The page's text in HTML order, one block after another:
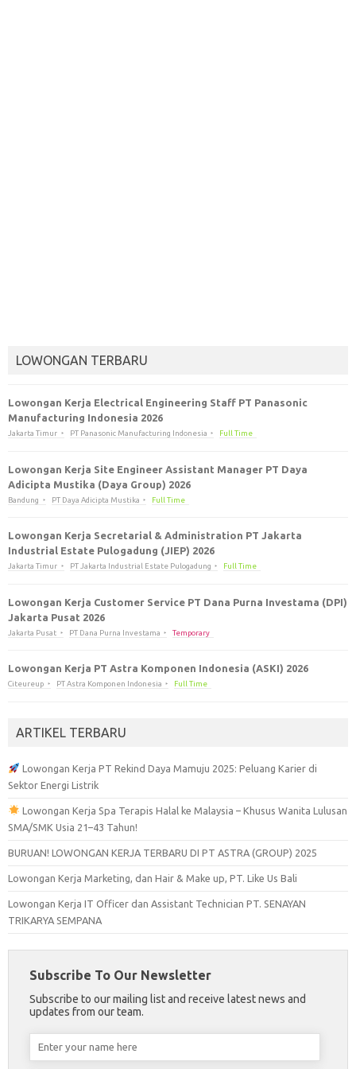
LOWONGAN TERBARU
Lowongan Kerja Electrical Engineering Staff PT Panasonic
Manufacturing Indonesia 2026
Jakarta Timur PT Panasonic Manufacturing Indonesia Full Time
Lowongan Kerja Site Engineer Assistant Manager PT Daya
Adicipta Mustika (Daya Group) 2026
Bandung PT Daya Adicipta Mustika Full Time
Lowongan Kerja Secretarial & Administration PT Jakarta
Industrial Estate Pulogadung (JIEP) 2026
Jakarta Timur PT Jakarta Industrial Estate Pulogadung Full Time
Lowongan Kerja Customer Service PT Dana Purna Investama (DPI)
Jakarta Pusat 2026
Jakarta Pusat PT Dana Purna Investama Temporary
Lowongan Kerja PT Astra Komponen Indonesia (ASKI) 2026
Citeureup PT Astra Komponen Indonesia Full Time
ARTIKEL TERBARU
Lowongan Kerja PT Rekind Daya Mamuju 2025: Peluang Karier di
Sektor Energi Listrik
Lowongan Kerja Spa Terapis Halal ke Malaysia – Khusus Wanita Lulusan
SMA/SMK Usia 21–43 Tahun!
BURUAN! LOWONGAN KERJA TERBARU DI PT ASTRA (GROUP) 2025
Lowongan Kerja Marketing, dan Hair & Make up, PT. Like Us Bali
Lowongan Kerja IT Officer dan Assistant Technician PT. SENAYAN
TRIKARYA SEMPANA
Subscribe To Our Newsletter
Subscribe to our mailing list and receive latest news and
updates from our team.